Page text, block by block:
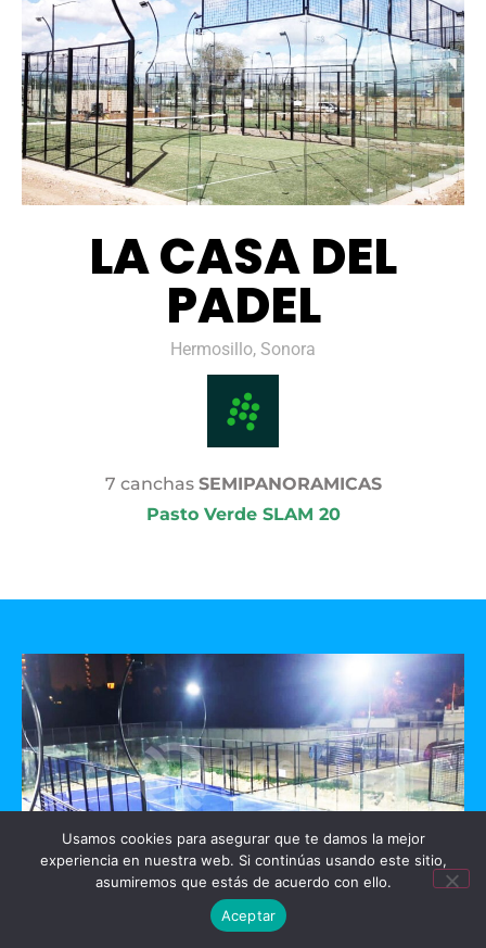
LA CASA DEL
PADEL
Hermosillo, Sonora
7 canchas SEMIPANORAMICAS
Pasto Verde SLAM 20
Usamos cookies para asegurar que te damos la mejor
experiencia en nuestra web. Si continúas usando este sitio,
asumiremos que estás de acuerdo con ello.
Aceptar